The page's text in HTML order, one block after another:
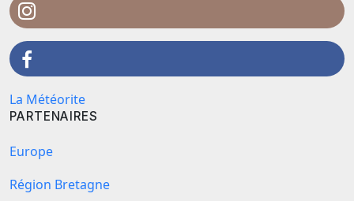
La Météorite
PARTENAIRES
Europe
Région Bretagne